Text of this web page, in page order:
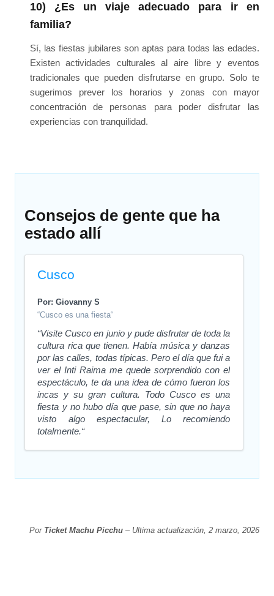
10) ¿Es un viaje adecuado para ir en
familia?
Sí, las fiestas jubilares son aptas para todas las edades.
Existen actividades culturales al aire libre y eventos
tradicionales que pueden disfrutarse en grupo. Solo te
sugerimos prever los horarios y zonas con mayor
concentración de personas para poder disfrutar las
experiencias con tranquilidad.
Consejos de gente que ha
estado allí
Cusco
Por: Giovanny S
“Cusco es una fiesta“
“Visite Cusco en junio y pude disfrutar de toda la
cultura rica que tienen. Había música y danzas
por las calles, todas típicas. Pero el día que fui a
ver el Inti Raima me quede sorprendido con el
espectáculo, te da una idea de cómo fueron los
incas y su gran cultura. Todo Cusco es una
fiesta y no hubo día que pase, sin que no haya
visto algo espectacular, Lo recomiendo
totalmente.“
Por Ticket Machu Picchu– Ultima actualización, 2 marzo, 2026